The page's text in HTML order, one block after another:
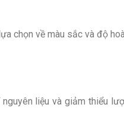
chọn về màu sắc và độ
liệu và giảm thiểu